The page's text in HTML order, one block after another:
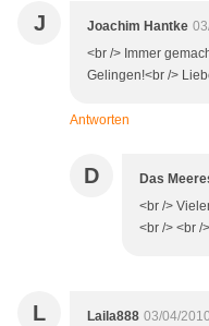
J Joachim Hantke
<br /> Immer
Gelingen!<br />
Antworten
D Das
<br />
<br /> <br />
L Laila888 03/04/